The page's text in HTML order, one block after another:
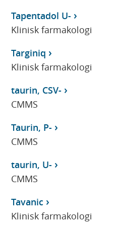
Tapentadol U-
Klinisk farmakologi
Targiniq
Klinisk farmakologi
taurin, CSV-
CMMS
Taurin, P-
CMMS
taurin, U-
CMMS
Tavanic
Klinisk farmakologi